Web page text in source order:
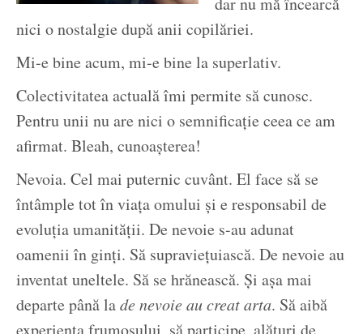
nici o nostalgie după anii copilăriei.
Mi-e bine acum, mi-e bine la superlativ.
Colectivitatea actuală îmi permite să cunosc.
Pentru unii nu are nici o semnificație ceea ce am
afirmat. Bleah, cunoașterea!
Nevoia. Cel mai puternic cuvânt. El face să se
întâmple tot în viața omului și e responsabil de
evoluția umanității. De nevoie s-au adunat
oamenii în ginți. Să supraviețuiască. De nevoie au
inventat uneltele. Să se hrănească. Și așa mai
departe până lade nevoie au creat arta. Să aibă